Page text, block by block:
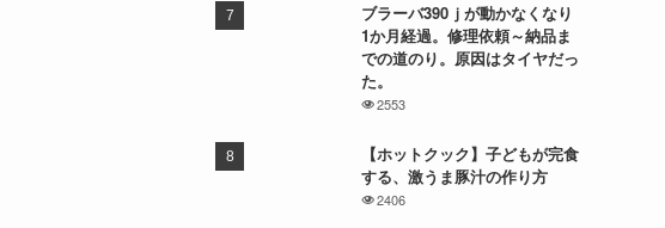
ブラーバ390ｊが動かなくなり
1か月経過。修理依頼～納品ま
での道のり。原因はタイヤだっ
た。
2553
【ホットクック】子どもが完食
する、激うま豚汁の作り方
2406